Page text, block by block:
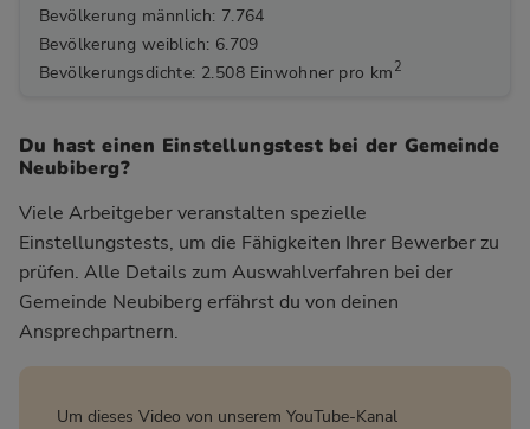
Bevölkerung männlich: 7.764
Bevölkerung weiblich: 6.709
Bevölkerungsdichte: 2.508 Einwohner pro km 2
Du hast einen Einstellungstest bei der Gemeinde
Neubiberg?
Viele Arbeitgeber veranstalten spezielle
Einstellungstests, um die Fähigkeiten Ihrer Bewerber zu
prüfen. Alle Details zum Auswahlverfahren bei der
Gemeinde Neubiberg erfährst du von deinen
Ansprechpartnern.
Um dieses Video von unserem YouTube-Kanal